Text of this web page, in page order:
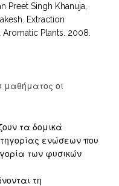
Preet Singh Khanuja,
Extraction
Plants. 2008.
μαθήματος οι
τα δομικά
ενώσεων που
των φυσικών
τη